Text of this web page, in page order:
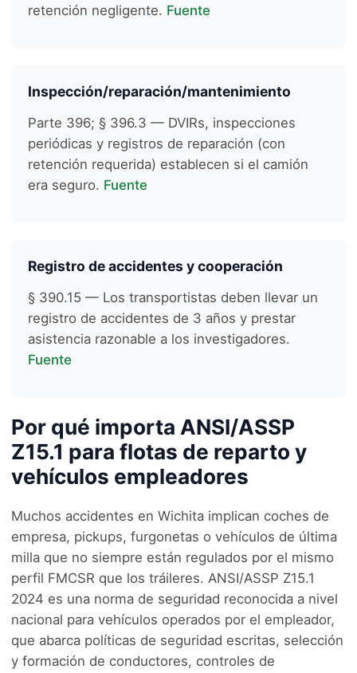
retención negligente. Fuente
Inspección/reparación/mantenimiento
Parte 396; § 396.3 — DVIRs, inspecciones
periódicas y registros de reparación (con
retención requerida) establecen si el camión
era seguro. Fuente
Registro de accidentes y cooperación
§ 390.15 — Los transportistas deben llevar un
registro de accidentes de 3 años y prestar
asistencia razonable a los investigadores.
Fuente
Por qué importa ANSI/ASSP
Z15.1 para flotas de reparto y
vehículos empleadores
Muchos accidentes en Wichita implican coches de
empresa, pickups, furgonetas o vehículos de última
milla que no siempre están regulados por el mismo
perfil FMCSR que los tráileres. ANSI/ASSP Z15.1
2024 es una norma de seguridad reconocida a nivel
nacional para vehículos operados por el empleador,
que abarca políticas de seguridad escritas, selección
y formación de conductores, controles de